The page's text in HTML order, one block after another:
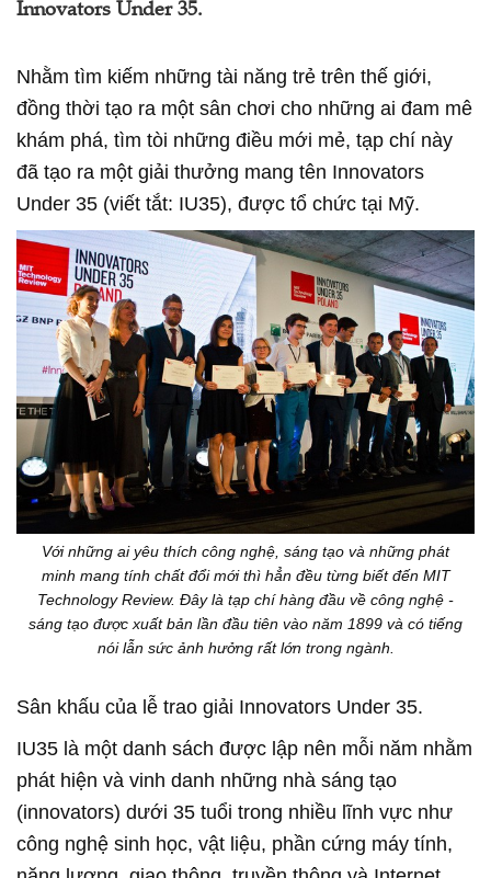
Innovators Under 35.
Nhằm tìm kiếm những tài năng trẻ trên thế giới,
đồng thời tạo ra một sân chơi cho những ai đam mê
khám phá, tìm tòi những điều mới mẻ, tạp chí này
đã tạo ra một giải thưởng mang tên Innovators
Under 35 (viết tắt: IU35), được tổ chức tại Mỹ.
Với những ai yêu thích công nghệ, sáng tạo và những phát
minh mang tính chất đổi mới thì hẳn đều từng biết đến MIT
Technology Review. Đây là tạp chí hàng đầu về công nghệ -
sáng tạo được xuất bản lần đầu tiên vào năm 1899 và có tiếng
nói lẫn sức ảnh hưởng rất lớn trong ngành.
Sân khấu của lễ trao giải Innovators Under 35.
IU35 là một danh sách được lập nên mỗi năm nhằm
phát hiện và vinh danh những nhà sáng tạo
(innovators) dưới 35 tuổi trong nhiều lĩnh vực như
công nghệ sinh học, vật liệu, phần cứng máy tính,